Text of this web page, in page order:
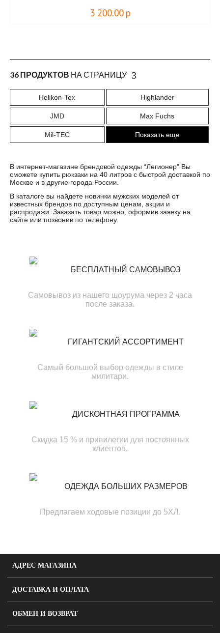
3 200.00 р
36 ПРОДУКТОВ НА СТРАНИЦУ
Helikon-Tex Highlander
JMD Max Fuchs
Mil-TEC Показать еще
В интернет-магазине брендовой одежды “Легионер” Вы
сможете купить рюкзаки на 40 литров с быстрой доставкой по
Москве и в другие города России.
В каталоге вы найдете новинки мужских моделей от
известных брендов по доступным ценам, акции и
распродажи. Заказать товар можно, оформив заявку на
сайте или позвонив по телефону.
БЕСПЛАТНЫЙ САМОВЫВОЗ
Самовывоз из нашего шоурума через 2 часа
после заказа.
ГИГАНТСКИЙ АССОРТИМЕНТ
Самый большой выбор одежды в стиле
милитари.
ДИСКОНТНАЯ ПРОГРАММА
Скидка 15 % и привилегии для постоянных
клиентов.
ОДЕЖДА БОЛЬШИХ РАЗМЕРОВ
Предлагаем ходовые позиции до 5ХЛ.
АДРЕС МАГАЗИНА
ДОСТАВКА И ОПЛАТА
ОБМЕН И ВОЗВРАТ